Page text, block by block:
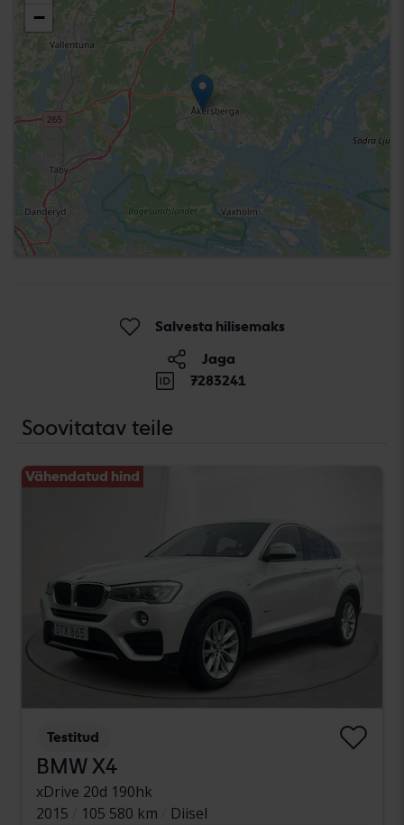
−
Salvesta hilisemaks
Jaga
7283241
Soovitatav teile
Vähendatud hind
Testitud
BMW X4
xDrive 20d 190hk
2015
105 580 km Diisel